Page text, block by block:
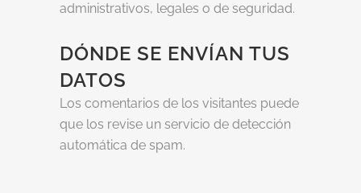
administrativos, legales o de seguridad.
DÓNDE SE ENVÍAN TUS
DATOS
Los comentarios de los visitantes puede
que los revise un servicio de detección
automática de spam.